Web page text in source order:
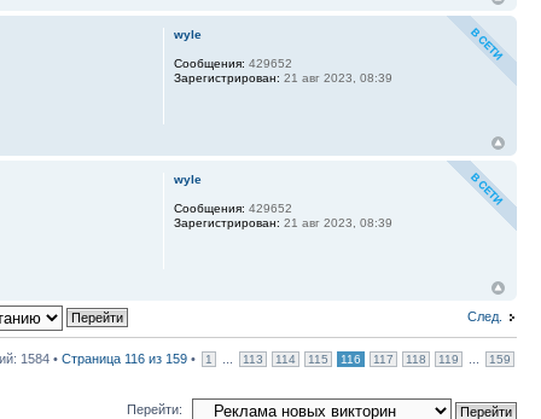
wyle
Сообщения: 429652
Зарегистрирован: 21 авг 2023, 08:39
wyle
Сообщения: 429652
Зарегистрирован: 21 авг 2023, 08:39
След.
1584 • Страница 116 из 159 • 1 113 114 115 116 117 118 119 159
Перейти: